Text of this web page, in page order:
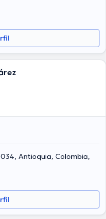
Antioquia, Colombia,